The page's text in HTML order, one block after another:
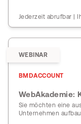
Jederzeit abrufbar |
WEBINAR
BMDACCOUNT
WebAkademie:
Sie möchten eine
Unternehmen